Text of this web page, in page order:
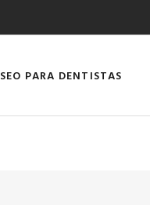
SEO PARA DENTISTAS